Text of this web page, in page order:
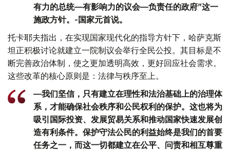
有力的总统—有影响力的议会—负责任的政府”这一
施政方针。-国家元首说。
托卡耶夫指出，在实现国家现代化的指导方针下，哈萨克斯
坦正积极讨论就建立一院制议会举行全民公投。其目标是不
断完善政治体制，使之更加透明高效，更好回应社会需求。
这些改革的核心原则是：法律与秩序至上。
—我们坚信，只有建立在理性和法治基础上的治理体
系，才能确保社会秩序和公民权利的保护。这也将为
吸引国际投资、发展贸易关系和推动国家快速发展创
造有利条件。保护守法公民的利益始终是我们的首要
任务之一，而这一切都建立在公平、问责和相互尊重